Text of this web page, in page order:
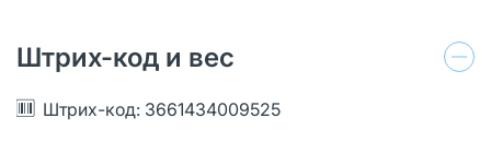
Штрих-код и вес
Штрих-код: 3661434009525